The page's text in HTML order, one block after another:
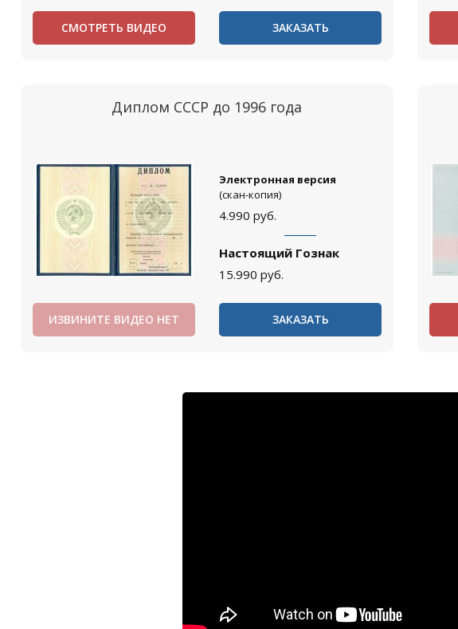
СМОТРЕТЬ ВИДЕО ЗАКАЗАТЬ
Диплом СССР до 1996 года
Электронная версия
(скан-копия)
4.990 руб.
Настоящий Гознак
15.990 руб.
ИЗВИНИТЕ ВИДЕО НЕТ ЗАКАЗАТЬ